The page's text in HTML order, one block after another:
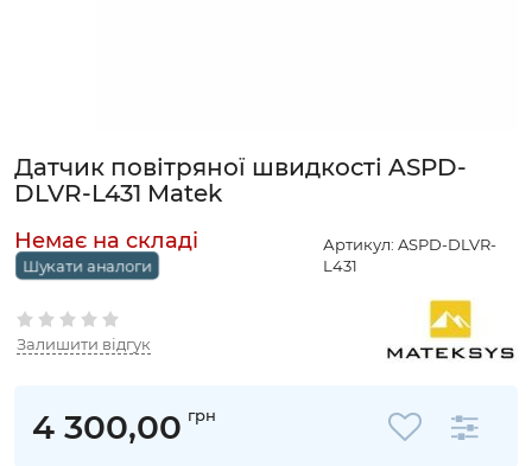
Датчик повітряної швидкості ASPD-
DLVR-L431 Matek
Шукати аналоги
Артикул:ASPD-DLVR-
L431
Залишити відгук
4 300,00 грн